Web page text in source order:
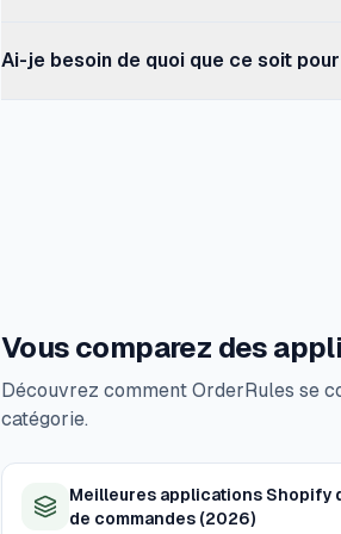
que la configuration de votre propre
Ai-je besoin de quoi que ce soit
Vous comparez des
Découvrez comment OrderRules se
catégorie.
Meilleures applications Shopify
de commandes (2026)